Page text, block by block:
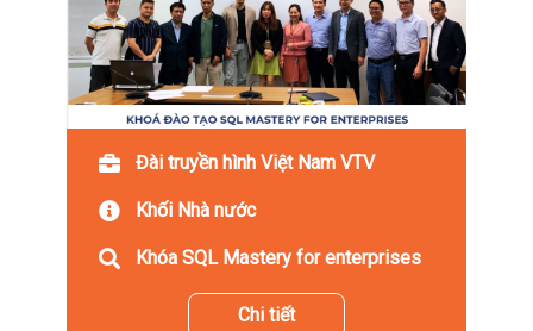
Đài truyền hình Việt Nam VTV
Khối Nhà nước
Khóa SQL Mastery for enterprises
Chi tiết